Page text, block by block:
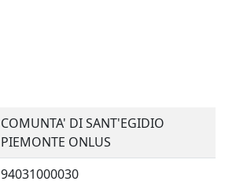
COMUNTA' DI SANT'EGIDIO
PIEMONTE ONLUS
94031000030